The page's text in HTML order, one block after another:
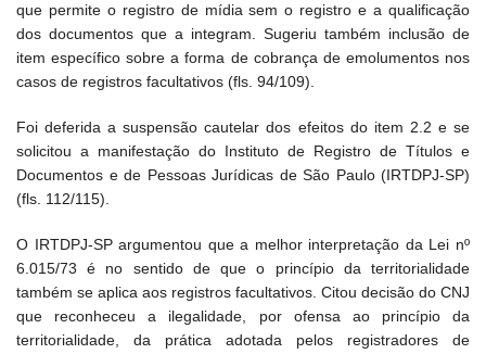
que permite o registro de mídia sem o registro e a qualificação
dos documentos que a integram. Sugeriu também inclusão de
item específico sobre a forma de cobrança de emolumentos nos
casos de registros facultativos (fls. 94/109).
Foi deferida a suspensão cautelar dos efeitos do item 2.2 e se
solicitou a manifestação do Instituto de Registro de Títulos e
Documentos e de Pessoas Jurídicas de São Paulo (IRTDPJ-SP)
(fls. 112/115).
O IRTDPJ-SP argumentou que a melhor interpretação da Lei nº
6.015/73 é no sentido de que o princípio da territorialidade
também se aplica aos registros facultativos. Citou decisão do CNJ
que reconheceu a ilegalidade, por ofensa ao princípio da
territorialidade, da prática adotada pelos registradores de